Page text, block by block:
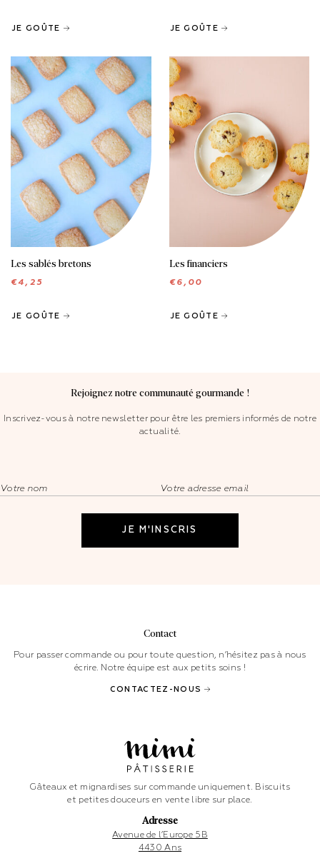
JE GOÛTE JE GOÛTE
BISCUITS
Les sablés bretons
€4,25
JE GOÛTE
MIGNARDISES
Les financiers
€6,00
JE GOÛTE
Rejoignez notre communauté gourmande !
Inscrivez-vous à notre newsletter pour être les premiers informés de notre
actualité.
Gâteaux et mignardises sur commande uniquement. Biscuits
et petites douceurs en vente libre sur place.
Adresse
Avenue de l’Europe 5B
4430 Ans
Contact
Pour passer commande ou pour toute question, n’hésitez pas à nous
écrire. Notre équipe est aux petits soins !
CONTACTEZ-NOUS